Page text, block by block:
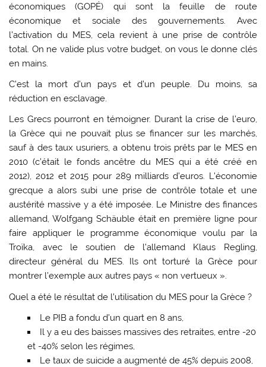
économiques (GOPÉ) qui sont la feuille de route
économique et sociale des gouvernements. Avec
l’activation du MES, cela revient à une prise de contrôle
total. On ne valide plus votre budget, on vous le donne clés
en mains.
C’est la mort d’un pays et d’un peuple. Du moins, sa
réduction en esclavage.
Les Grecs pourront en témoigner. Durant la crise de l’euro,
la Grèce qui ne pouvait plus se financer sur les marchés,
sauf à des taux usuriers, a obtenu trois prêts par le MES en
2010 (c’était le fonds ancêtre du MES qui a été créé en
2012), 2012 et 2015 pour 289 milliards d’euros. L’économie
grecque a alors subi une prise de contrôle totale et une
austérité massive y a été imposée. Le Ministre des finances
allemand, Wolfgang Schäuble était en première ligne pour
faire appliquer le programme économique voulu par la
Troïka, avec le soutien de l’allemand Klaus Regling,
directeur général du MES. Ils ont torturé la Grèce pour
montrer l’exemple aux autres pays « non vertueux ».
Quel a été le résultat de l’utilisation du MES pour la Grèce ?
Le PIB a fondu d’un quart en 8 ans,
Il y a eu des baisses massives des retraites, entre -20
et -40% selon les régimes,
Le taux de suicide a augmenté de 45% depuis 2008,